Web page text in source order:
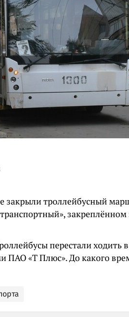
закрыли троллейбусный
перестали ходить
ПАО «Т Плюс». До какого